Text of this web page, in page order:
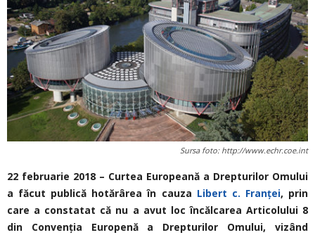
Sursa foto: http://www.echr.coe.int
22 februarie 2018 – Curtea Europeană a Drepturilor Omului
a făcut publică hotărârea în cauza Libert c. Franței, prin
care a constatat că nu a avut loc încălcarea Articolului 8
din Convenția Europenă a Drepturilor Omului, vizând